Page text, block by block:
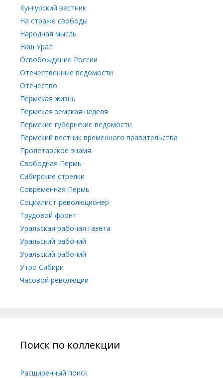
Кунгурский вестник
На страже свободы
Народная мысль
Наш Урал
Освобождение России
Отечественные ведомости
Отечество
Пермская жизнь
Пермская земская неделя
Пермские губернские ведомости
Пермский вестник временного правительства
Пролетарское знамя
Свободная Пермь
Сибирские стрелки
Современная Пермь
Социалист-революционер
Трудовой фронт
Уральская рабочая газета
Уральский рабочий
Уральский рабочий
Утро Сибири
Часовой революции
Поиск по коллекции
Расширенный поиск